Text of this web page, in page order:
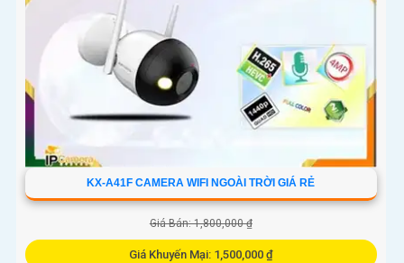
KX-A41F CAMERA WIFI NGOÀI TRỜI GIÁ RẺ
Giá Bán: 1,800,000 ₫
Giá Khuyến Mại: 1,500,000 ₫